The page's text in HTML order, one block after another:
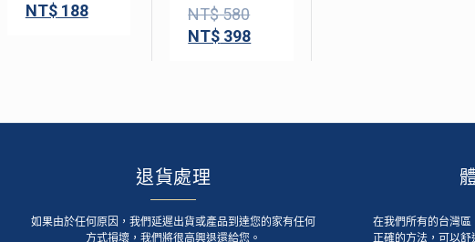
NT$188 NT$580
NT$ 398
退貨處理
如果由於任何原因，我們延遲出貨或產品到達您的家有任何
方式損壞，我們將很高興退還給您。
在我們所有的台灣區
正確的方法，可以